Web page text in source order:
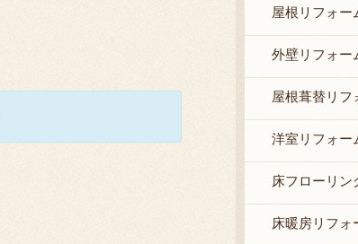
屋根リフォー
外壁リフォー
屋根葺替リフ
洋室リフォー
床フローリン
床暖房リフォ